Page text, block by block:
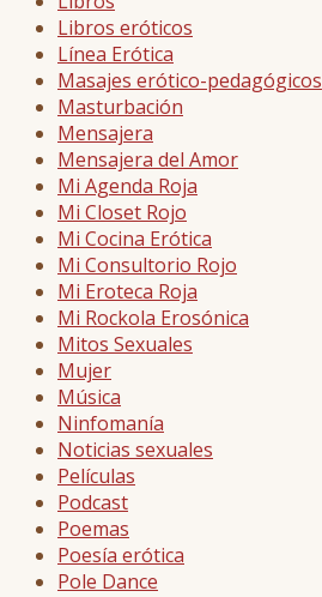
Libros eróticos
Línea Erótica
Masajes erótico-pedagógicos
Masturbación
Mensajera
Mensajera del Amor
Mi Agenda Roja
Mi Closet Rojo
Mi Cocina Erótica
Mi Consultorio Rojo
Mi Eroteca Roja
Mi Rockola Erosónica
Mitos Sexuales
Mujer
Música
Ninfomanía
Noticias sexuales
Películas
Podcast
Poemas
Poesía erótica
Pole Dance